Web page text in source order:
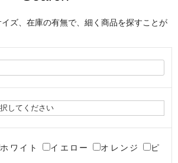
ズ、在庫の有無で、細く商品を探すことが
ホワイト イエロー オレンジ ピ